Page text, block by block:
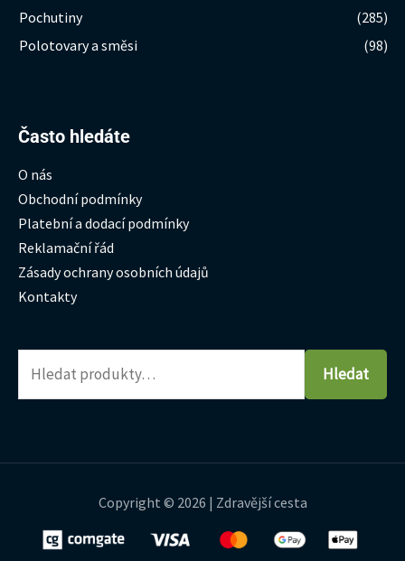
Pochutiny
(285)
Polotovary a směsi
(98)
Často hledáte
O nás
Obchodní podmínky
Platební a dodací podmínky
Reklamační řád
Zásady ochrany osobních údajů
Kontakty
Hledat:
Hledat
Copyright © 2026 | Zdravější cesta